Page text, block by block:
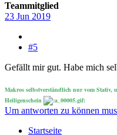
Teammitglied
23 Jun 2019
#5
Gefällt mir gut. Habe mich
Makros selbstverständlich nur vom Stativ,
Heiligenschein
Um antworten zu können
Startseite